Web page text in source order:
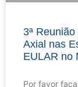
3ª
Axial nas
EULAR no
Por favor